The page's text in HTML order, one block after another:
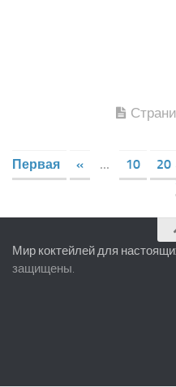
Первая
« ... 10 20
Мир коктейлей для
защищены.